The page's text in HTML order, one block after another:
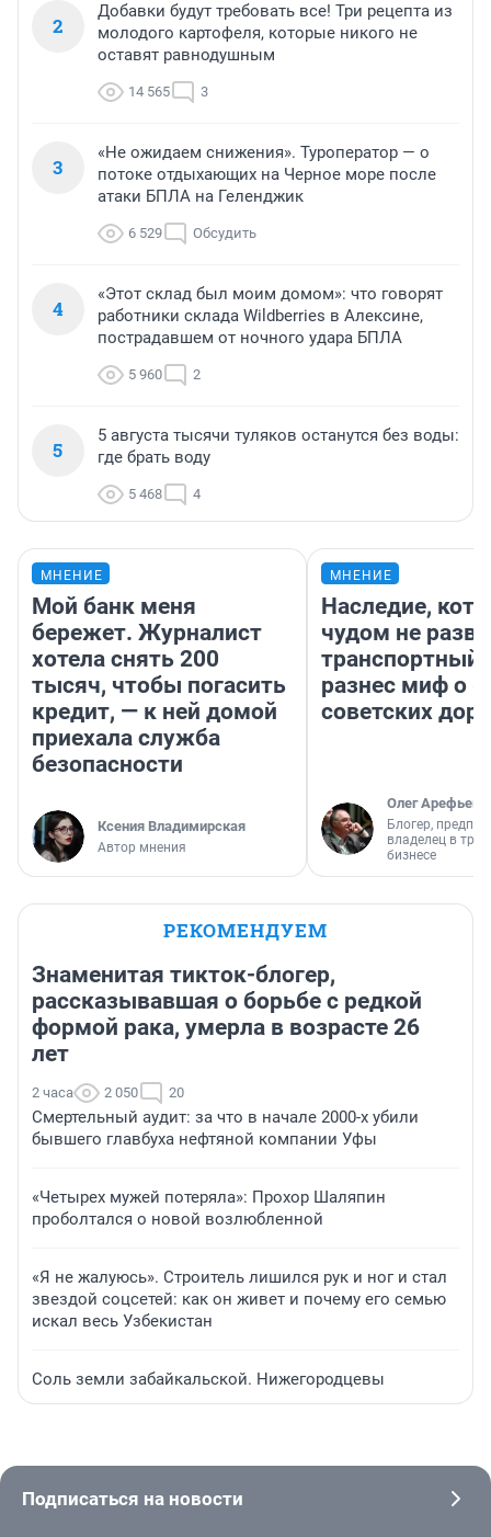
2
Добавки будут требовать все! Три рецепта из
молодого картофеля, которые никого не
оставят равнодушным
14 565 3
3
«Не ожидаем снижения». Туроператор — о
потоке отдыхающих на Черное море после
атаки БПЛА на Геленджик
6 529 Обсудить
4
«Этот склад был моим домом»: что говорят
работники склада Wildberries в Алексине,
пострадавшем от ночного удара БПЛА
5 960 2
5
5 августа тысячи туляков останутся без воды:
где брать воду
5 468 4
МНЕНИЕ
Мой банк меня
бережет. Журналист
хотела снять 200
тысяч, чтобы погасить
кредит, — к ней домой
приехала служба
безопасности
Ксения Владимирская
Автор мнения
МНЕНИЕ
Наследие,
чудом не
транспортный
разнес миф о
советских
Олег Арефьев
Блогер,
владелец в
бизнесе
РЕКОМЕНДУЕМ
Знаменитая тикток-блогер,
рассказывавшая о борьбе с редкой
формой рака, умерла в возрасте 26
лет
2 часа 2 050 20
Смертельный аудит: за что в начале 2000-х убили
бывшего главбуха нефтяной компании Уфы
«Четырех мужей потеряла»: Прохор Шаляпин
проболтался о новой возлюбленной
«Я не жалуюсь». Строитель лишился рук и ног и стал
звездой соцсетей: как он живет и почему его семью
искал весь Узбекистан
Соль земли забайкальской. Нижегородцевы
Подписаться на новости